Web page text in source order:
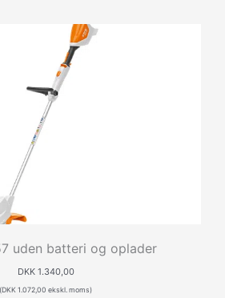
uden batteri og oplader
DKK1.340,00
(DKK 1.072,00 ekskl. moms)